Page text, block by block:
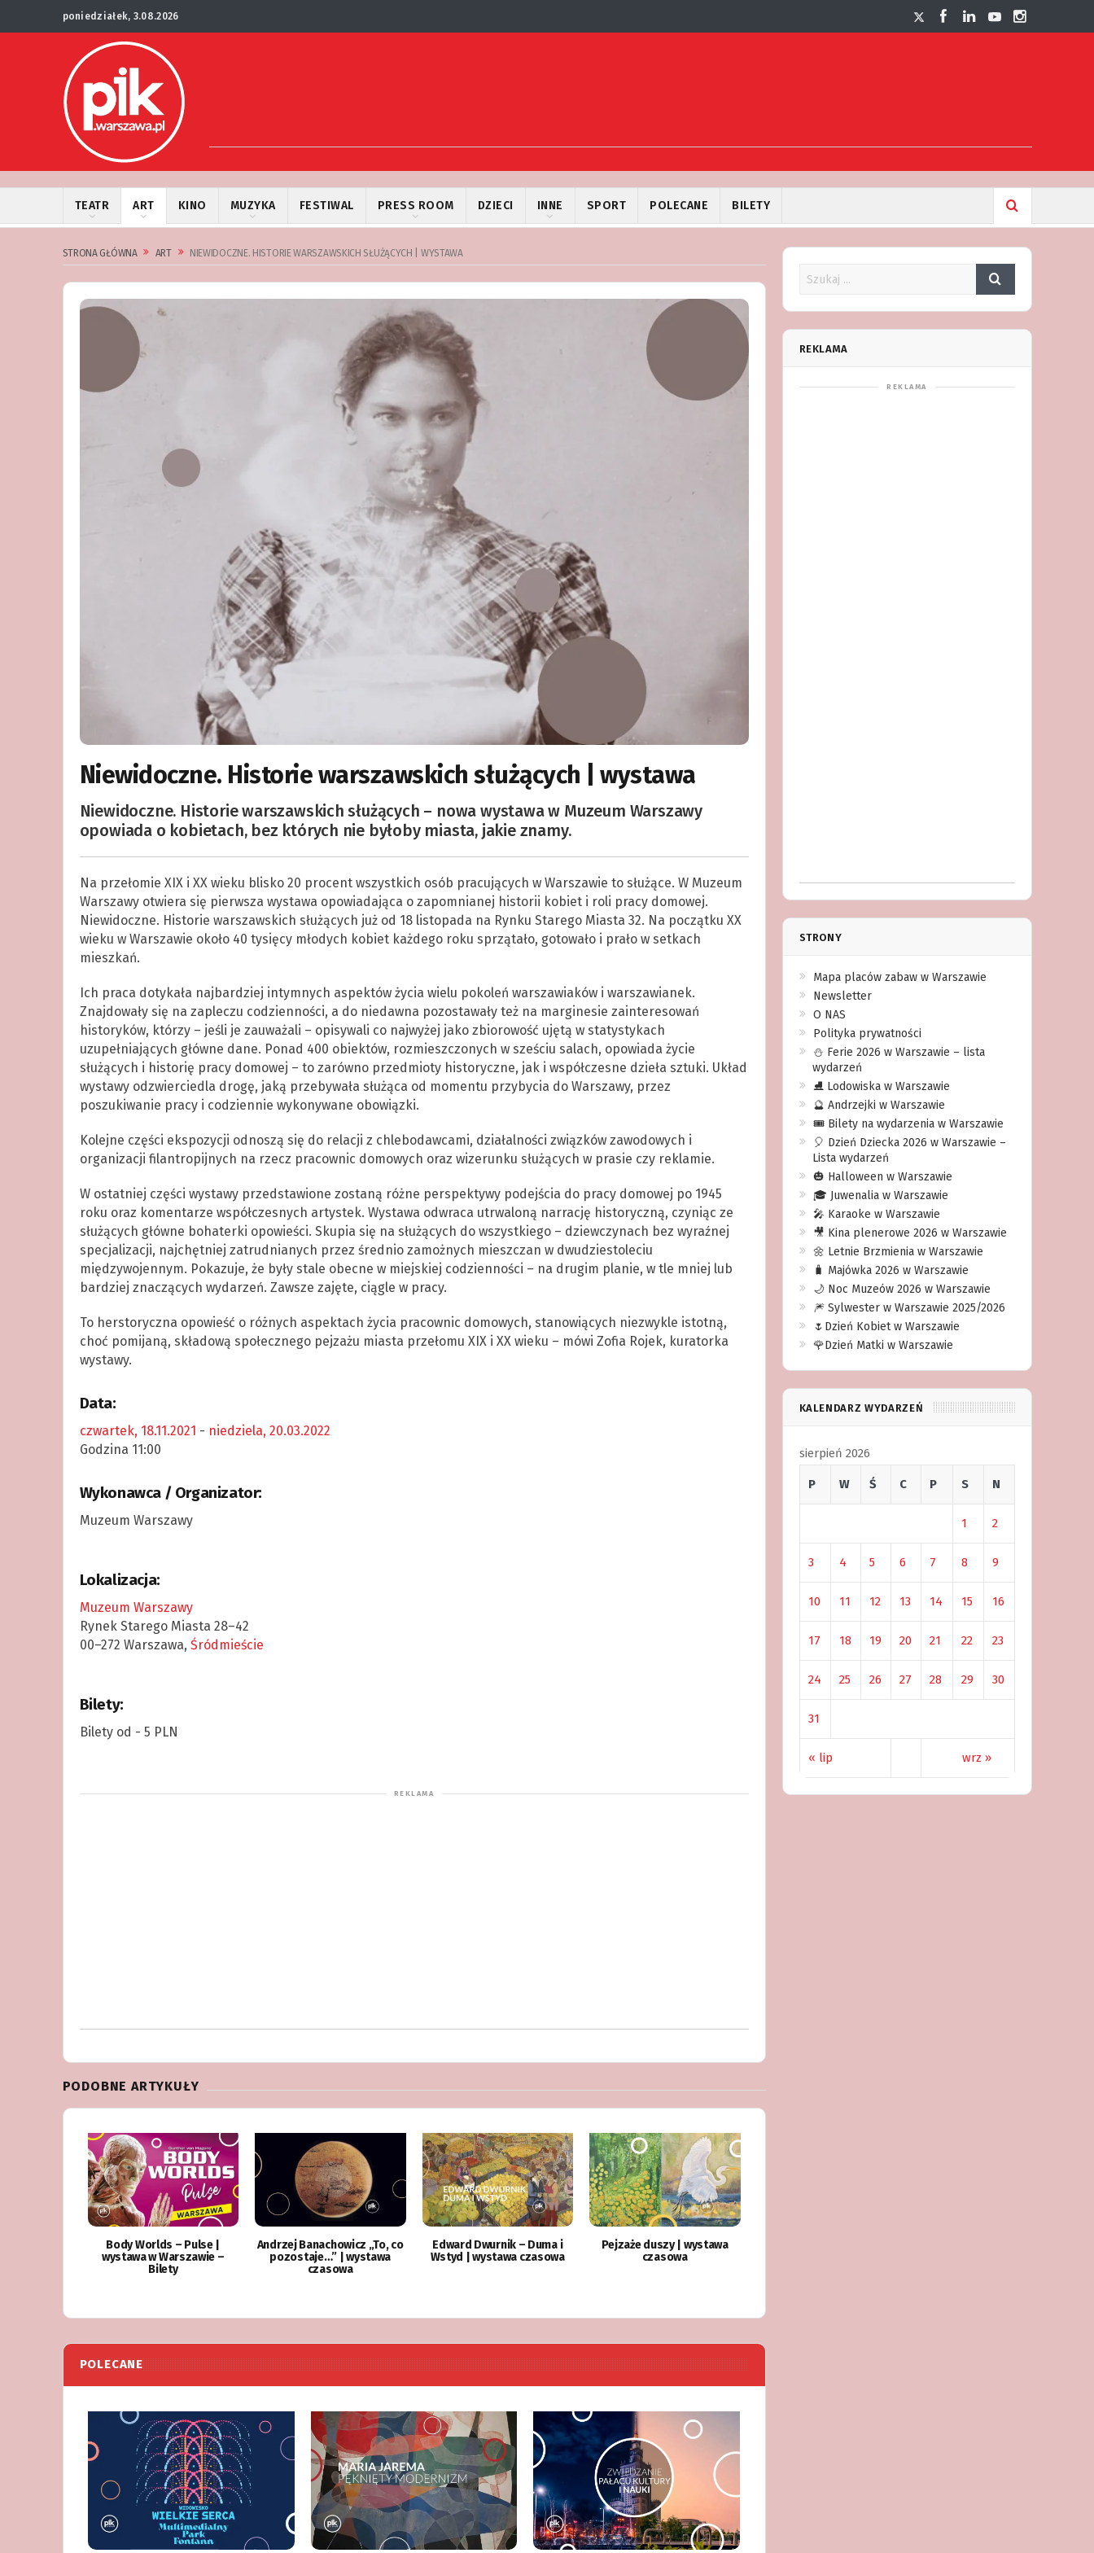
poniedziałek, 3.08.2026
TEATR ART KINO MUZYKA FESTIWAL PRESS ROOM DZIECI INNE SPORT POLECANE BILETY
STRONA GŁÓWNA ART NIEWIDOCZNE. HISTORIE WARSZAWSKICH SŁUŻĄCYCH | WYSTAWA
Niewidoczne. Historie warszawskich służących | wystawa
Niewidoczne. Historie warszawskich służących – nowa wystawa w Muzeum Warszawy
opowiada o kobietach, bez których nie byłoby miasta, jakie znamy.
Na przełomie XIX i XX wieku blisko 20 procent wszystkich osób pracujących w Warszawie to służące. W Muzeum
Warszawy otwiera się pierwsza wystawa opowiadająca o zapomnianej historii kobiet i roli pracy domowej.
Niewidoczne. Historie warszawskich służących już od 18 listopada na Rynku Starego Miasta 32. Na początku XX
wieku w Warszawie około 40 tysięcy młodych kobiet każdego roku sprzątało, gotowało i prało w setkach
mieszkań.
Ich praca dotykała najbardziej intymnych aspektów życia wielu pokoleń warszawiaków i warszawianek.
Znajdowały się na zapleczu codzienności, a do niedawna pozostawały też na marginesie zainteresowań
historyków, którzy – jeśli je zauważali – opisywali co najwyżej jako zbiorowość ujętą w statystykach
uzupełniających główne dane. Ponad 400 obiektów, rozmieszczonych w sześciu salach, opowiada życie
służących i historię pracy domowej – to zarówno przedmioty historyczne, jak i współczesne dzieła sztuki. Układ
wystawy odzwierciedla drogę, jaką przebywała służąca od momentu przybycia do Warszawy, przez
poszukiwanie pracy i codziennie wykonywane obowiązki.
Kolejne części ekspozycji odnoszą się do relacji z chlebodawcami, działalności związków zawodowych i
organizacji filantropijnych na rzecz pracownic domowych oraz wizerunku służących w prasie czy reklamie.
W ostatniej części wystawy przedstawione zostaną różne perspektywy podejścia do pracy domowej po 1945
roku oraz komentarze współczesnych artystek. Wystawa odwraca utrwaloną narrację historyczną, czyniąc ze
służących główne bohaterki opowieści. Skupia się na służących do wszystkiego – dziewczynach bez wyraźnej
specjalizacji, najchętniej zatrudnianych przez średnio zamożnych mieszczan w dwudziestoleciu
międzywojennym. Pokazuje, że były stale obecne w miejskiej codzienności – na drugim planie, w tle mniej lub
bardziej znaczących wydarzeń. Zawsze zajęte, ciągle w pracy.
To herstoryczna opowieść o różnych aspektach życia pracownic domowych, stanowiących niezwykle istotną,
choć pomijaną, składową społecznego pejzażu miasta przełomu XIX i XX wieku – mówi Zofia Rojek, kuratorka
wystawy.
Data:
czwartek, 18.11.2021 - niedziela, 20.03.2022
Godzina 11:00
Wykonawca / Organizator:
Muzeum Warszawy
Lokalizacja:
Muzeum Warszawy
Rynek Starego Miasta 28–42
00–272 Warszawa, Śródmieście
Bilety:
Bilety od - 5 PLN
PODOBNE ARTYKUŁY
Body Worlds – Pulse |
wystawa w Warszawie –
Bilety
Andrzej Banachowicz „To, co
pozostaje…” | wystawa
czasowa
Edward Dwurnik – Duma i
Wstyd | wystawa czasowa
Pejzaże duszy | wystawa
czasowa
POLECANE
REKLAMA
STRONY
Mapa placów zabaw w Warszawie
Newsletter
O NAS
Polityka prywatności
⛄️ Ferie 2026 w Warszawie – lista
wydarzeń
⛸ Lodowiska w Warszawie
🔮 Andrzejki w Warszawie
🎟️ Bilety na wydarzenia w Warszawie
🎈 Dzień Dziecka 2026 w Warszawie –
Lista wydarzeń
🎃 Halloween w Warszawie
🎓 Juwenalia w Warszawie
🎤 Karaoke w Warszawie
🎥 Kina plenerowe 2026 w Warszawie
🌼 Letnie Brzmienia w Warszawie
🧳 Majówka 2026 w Warszawie
🌙 Noc Muzeów 2026 w Warszawie
🎆 Sylwester w Warszawie 2025/2026
🌷Dzień Kobiet w Warszawie
🌹Dzień Matki w Warszawie
KALENDARZ WYDARZEŃ
sierpień 2026
P W Ś C P S N
« lip wrz »
1 2
3 4 5 6 7 8 9
10 11 12 13 14 15 16
17 18 19 20 21 22 23
24 25 26 27 28 29 30
31